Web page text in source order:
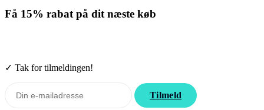
Få 15% rabat på dit næste køb
✓ Tak for tilmeldingen!
Tilmeld